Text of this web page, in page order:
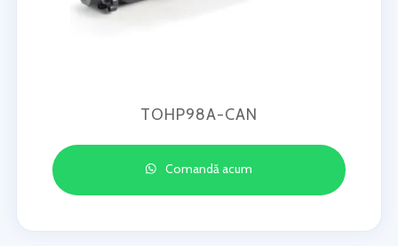
TOHP98A-CAN
Comandă acum